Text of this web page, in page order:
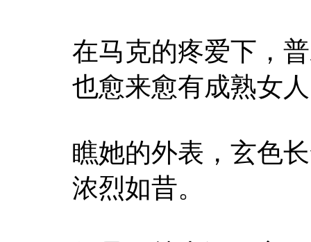
在马克的疼爱下，
也愈来愈有成熟女
瞧她的外表，玄色
浓烈如昔。